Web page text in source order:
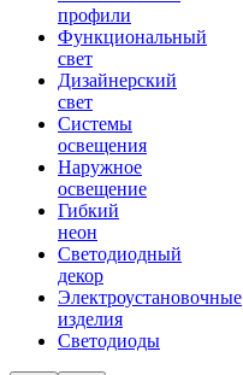
профили
Функциональный
свет
Дизайнерский
свет
Системы
освещения
Наружное
освещение
Гибкий
неон
Светодиодный
декор
Электроустановочные
изделия
Светодиоды